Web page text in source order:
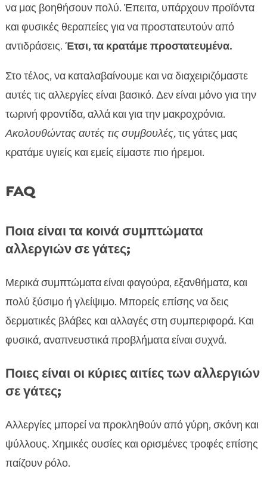
να μας βοηθήσουν πολύ. Έπειτα, υπάρχουν προϊόντα
και φυσικές θεραπείες για να προστατευτούν από
αντιδράσεις. Έτσι, τα κρατάμε προστατευμένα.
Στο τέλος, να καταλαβαίνουμε και να διαχειριζόμαστε
αυτές τις αλλεργίες είναι βασικό. Δεν είναι μόνο για την
τωρινή φροντίδα, αλλά και για την μακροχρόνια.
Ακολουθώντας αυτές τις συμβουλές,τις γάτες μας
κρατάμε υγιείς και εμείς είμαστε πιο ήρεμοι.
FAQ
Ποια είναι τα κοινά συμπτώματα
αλλεργιών σε γάτες;
Μερικά συμπτώματα είναι φαγούρα, εξανθήματα, και
πολύ ξύσιμο ή γλείψιμο. Μπορείς επίσης να δεις
δερματικές βλάβες και αλλαγές στη συμπεριφορά. Και
φυσικά, αναπνευστικά προβλήματα είναι συχνά.
Ποιες είναι οι κύριες αιτίες των αλλεργιών
σε γάτες;
Αλλεργίες μπορεί να προκληθούν από γύρη, σκόνη και
ψύλλους. Χημικές ουσίες και ορισμένες τροφές επίσης
παίζουν ρόλο.